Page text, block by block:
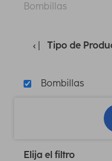
Bombillas
Tipo de
Bombillas
Elija el filtro